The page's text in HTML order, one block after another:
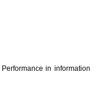
in information